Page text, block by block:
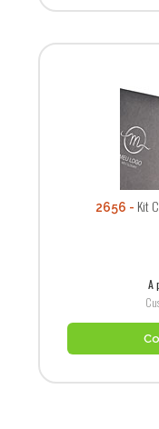
2656 Kit
A